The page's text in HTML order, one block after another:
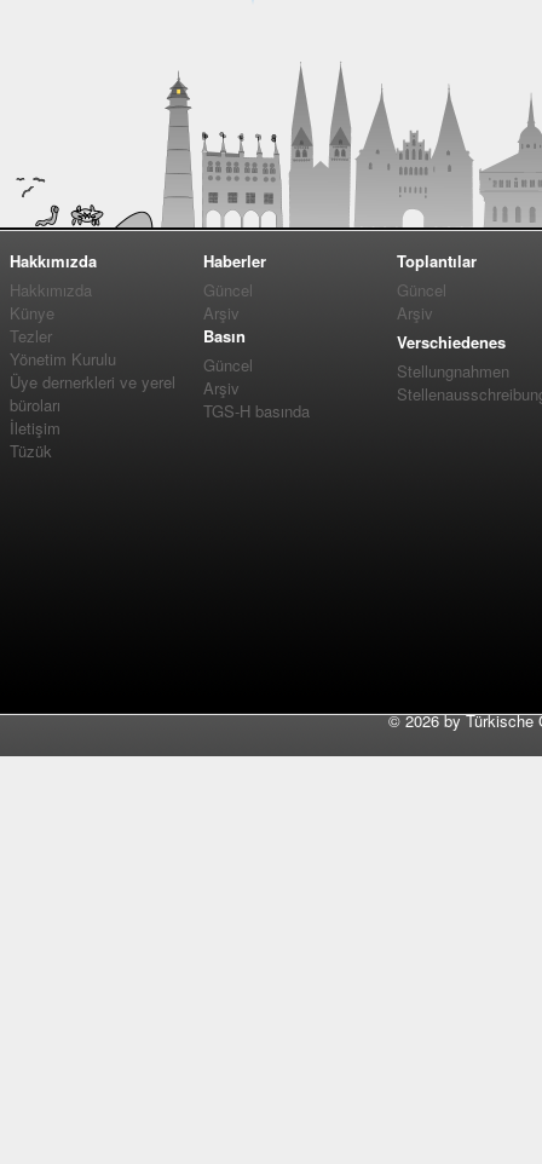
Hakkımızda
Hakkımızda
Künye
Tezler
Yönetim Kurulu
Üye dernerkleri ve yerel
büroları
İletişim
Tüzük
Haberler
Güncel
Arşiv
Basın
Güncel
Arşiv
TGS-H basında
Toplantılar
Güncel
Arşiv
Verschiedenes
Stellungnahmen
©2026 by Türkische